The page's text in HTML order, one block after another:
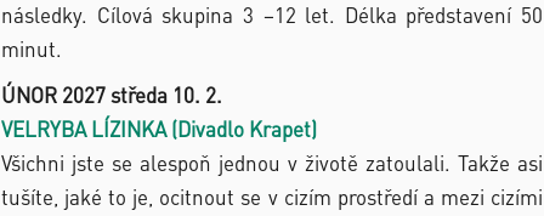
následky. Cílová skupina 3 –12 let. Délka představení 50
minut.
ÚNOR 2027 středa 10. 2.
VELRYBA LÍZINKA (Divadlo Krapet)
Všichni jste se alespoň jednou v životě zatoulali. Takže asi
tušíte, jaké to je, ocitnout se v cizím prostředí a mezi cizími